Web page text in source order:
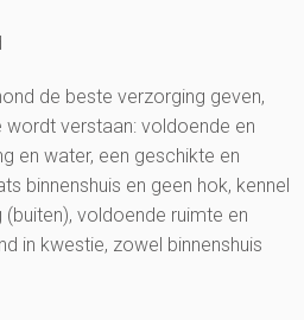
de beste verzorging geven,
verstaan: voldoende en
en water, een geschikte en
binnenshuis en geen hok, kennel
voldoende ruimte en
in kwestie, zowel binnenshuis